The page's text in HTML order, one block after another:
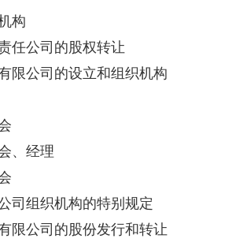
构
公司的股权转让
公司的设立和组织机构
、经理
组织机构的特别规定
公司的股份发行和转让